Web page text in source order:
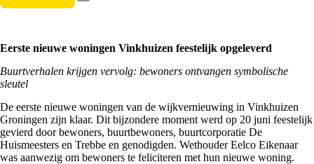
Eerste nieuwe woningen Vinkhuizen feestelijk opgeleverd
Buurtverhalen krijgen vervolg: bewoners ontvangen symbolische
sleutel
De eerste nieuwe woningen van de wijkvernieuwing in Vinkhuizen
Groningen zijn klaar. Dit bijzondere moment werd op 20 juni feestelijk
gevierd door bewoners, buurtbewoners, buurtcorporatie De
Huismeesters en Trebbe en genodigden. Wethouder Eelco Eikenaar
was aanwezig om bewoners te feliciteren met hun nieuwe woning.